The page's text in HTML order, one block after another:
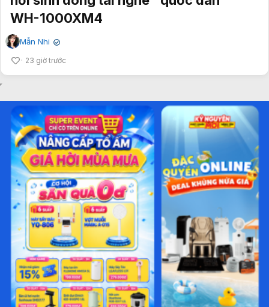
WH-1000XM4
Mẫn Nhi ✔
23 giờ trước